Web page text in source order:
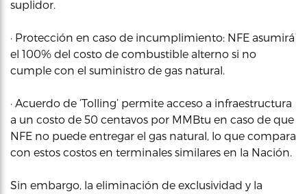
suplidor.
· Protección en caso de incumplimiento: NFE asumirá
el 100% del costo de combustible alterno si no
cumple con el suministro de gas natural.
· Acuerdo de ‘Tolling’ permite acceso a infraestructura
a un costo de 50 centavos por MMBtu en caso de que
NFE no puede entregar el gas natural, lo que compara
con estos costos en terminales similares en la Nación.
Sin embargo, la eliminación de exclusividad y la